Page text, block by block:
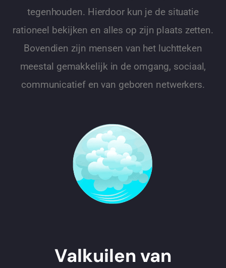
tegenhouden. Hierdoor kun je de situatie
rationeel bekijken en alles op zijn plaats zetten.
Bovendien zijn mensen van het luchtteken
meestal gemakkelijk in de omgang, sociaal,
communicatief en van geboren netwerkers.
Valkuilen van